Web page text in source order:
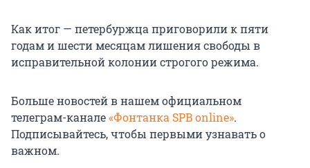
Как итог — петербуржца приговорили к пяти
годам и шести месяцам лишения свободы в
исправительной колонии строгого режима.
Больше новостей в нашем официальном
телеграм-канале«Фонтанка SPB online».
Подписывайтесь, чтобы первыми узнавать о
важном.